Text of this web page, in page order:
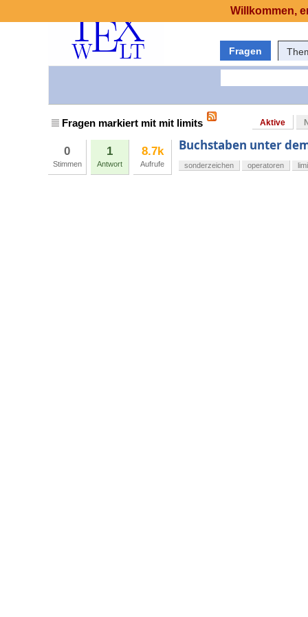
Fragen
Fragen markiert mit mit limits Aktive
0
Stimmen
1
Antwort
8.7k
Aufrufe
Buchstaben unter
sonderzeichen operatoren
Willkommen,